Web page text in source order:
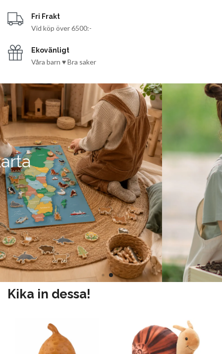
Fri Frakt
Vid köp över 6500:-
Ekovänligt
Våra barn ♥ Bra saker
Fina leksaker till de små!
Nytt från PLANTOYS!
TILL PLANTOYS
Kika in dessa!